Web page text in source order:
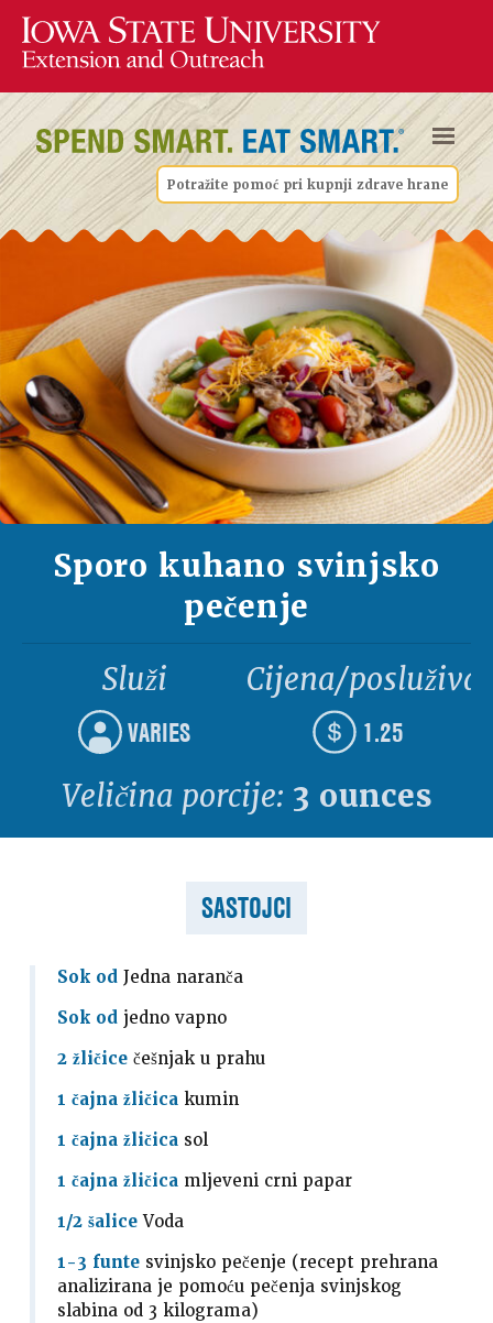
Potražite pomoć pri kupnji zdrave hrane
Sporo kuhano svinjsko
pečenje
Služi
VARIES
Cijena/
1.25
Veličina porcije: 3 ounces
SASTOJCI
Sok od Jedna naranča
Sok od jedno vapno
2 žličice češnjak u prahu
1 čajna žličica kumin
1 čajna žličica sol
1 čajna žličica mljeveni crni papar
1/2 šalice Voda
1-3 funte svinjsko pečenje (recept prehrana
analizirana je pomoću pečenja svinjskog
slabina od 3 kilograma)